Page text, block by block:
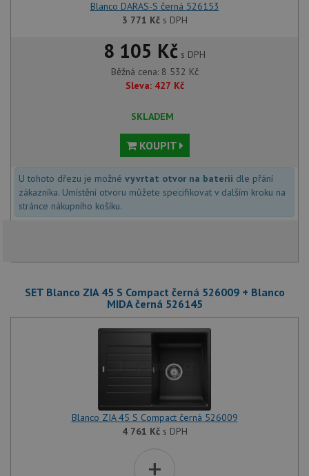
Blanco DARAS-S černá 526153
3 771 Kčs DPH
8 105 Kč s DPH
Běžná cena: 8 532 Kč
Sleva: 427 Kč
SKLADEM
KOUPIT
U tohoto dřezu je možné vyvrtat otvor na baterii dle přání
zákazníka. Umístění otvoru můžete specifikovat v dalším kroku na
stránce nákupního košíku.
SET Blanco ZIA 45 S Compact černá 526009 + Blanco
MIDA černá 526145
Blanco ZIA 45 S Compact černá 526009
4 761 Kčs DPH
+